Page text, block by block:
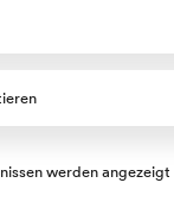
werden angezeigt